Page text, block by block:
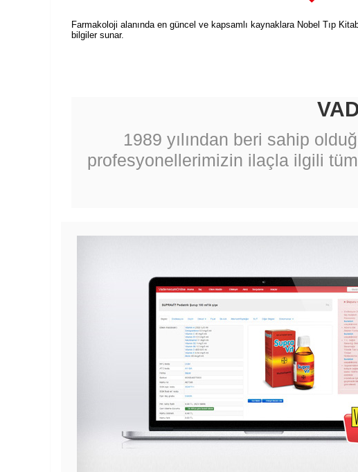
Farmakoloji alanında en güncel ve kapsamlı kaynaklara Nobel Tıp
bilgiler sunar.
1989 yılından beri sahip
profesyonellerimizin ilaçla ilgili